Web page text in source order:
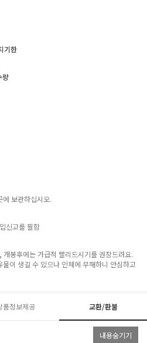
기한
량
에 보관하십시오.
신고를 필함
봉후에는 가급적 빨리드시기를 권장드려요.
이 생길 수 있으나 인체에 무해하니 안심하고
품정보제공 교환/환불
내용숨기기